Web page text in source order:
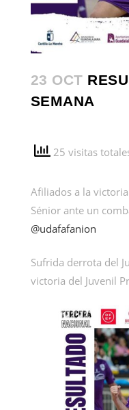
23 OCT
SEMANA
25 visitas
Afiliados a la
Sénior ante un
@udafafanion
Sufrida derrota del
victoria del Juvenil